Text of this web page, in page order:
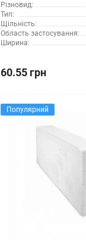
Різновид:
Тип:
Щільність:
Область застосування:
Ширина:
60.55 грн
Популярний